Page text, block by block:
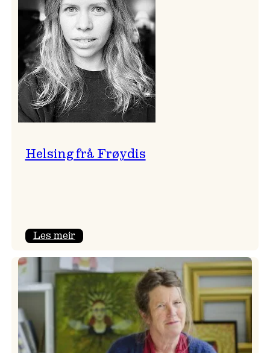
Helsing frå Frøydis
Les meir:
frå
Frøydis